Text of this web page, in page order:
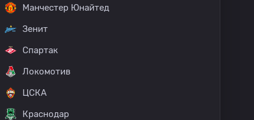
Манчестер Юнайтед
Зенит
Спартак
Локомотив
ЦСКА
Краснодар